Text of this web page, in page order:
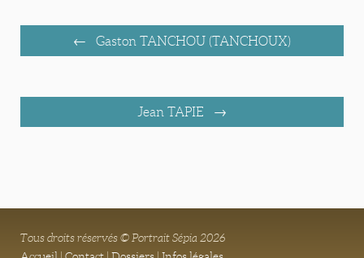
Gaston TANCHOU (TANCHOUX)
Jean TAPIE
Tous droits réservés © Portrait Sépia 2026